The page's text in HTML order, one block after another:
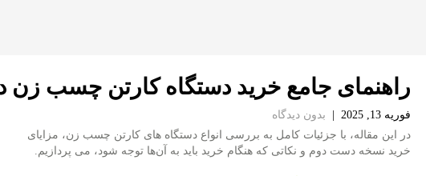
راهنمای جامع خرید دستگاه کارتن چسب
فوریه 13, 2025
بدون دیدگاه
در این مقاله، با جزئیات کامل به بررسی انواع دستگاه‌ های کارتن چسب زن، مزایای
خرید نسخه دست دوم و نکاتی که هنگام خرید باید به آن‌ها توجه شود، می ‌پردازیم.